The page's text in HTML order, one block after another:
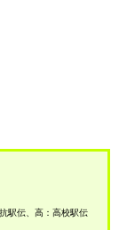
駅伝、高：高校駅伝